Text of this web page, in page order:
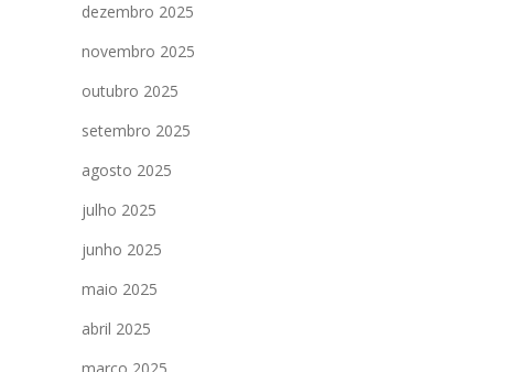
dezembro 2025
novembro 2025
outubro 2025
setembro 2025
agosto 2025
julho 2025
junho 2025
maio 2025
abril 2025